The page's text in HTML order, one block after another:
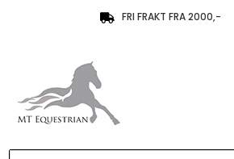
 FRI FRAKT FRA 2000,-